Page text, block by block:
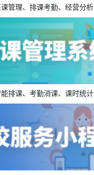
管理、排课考勤、经营分析
排课、考勤消课、课时统计